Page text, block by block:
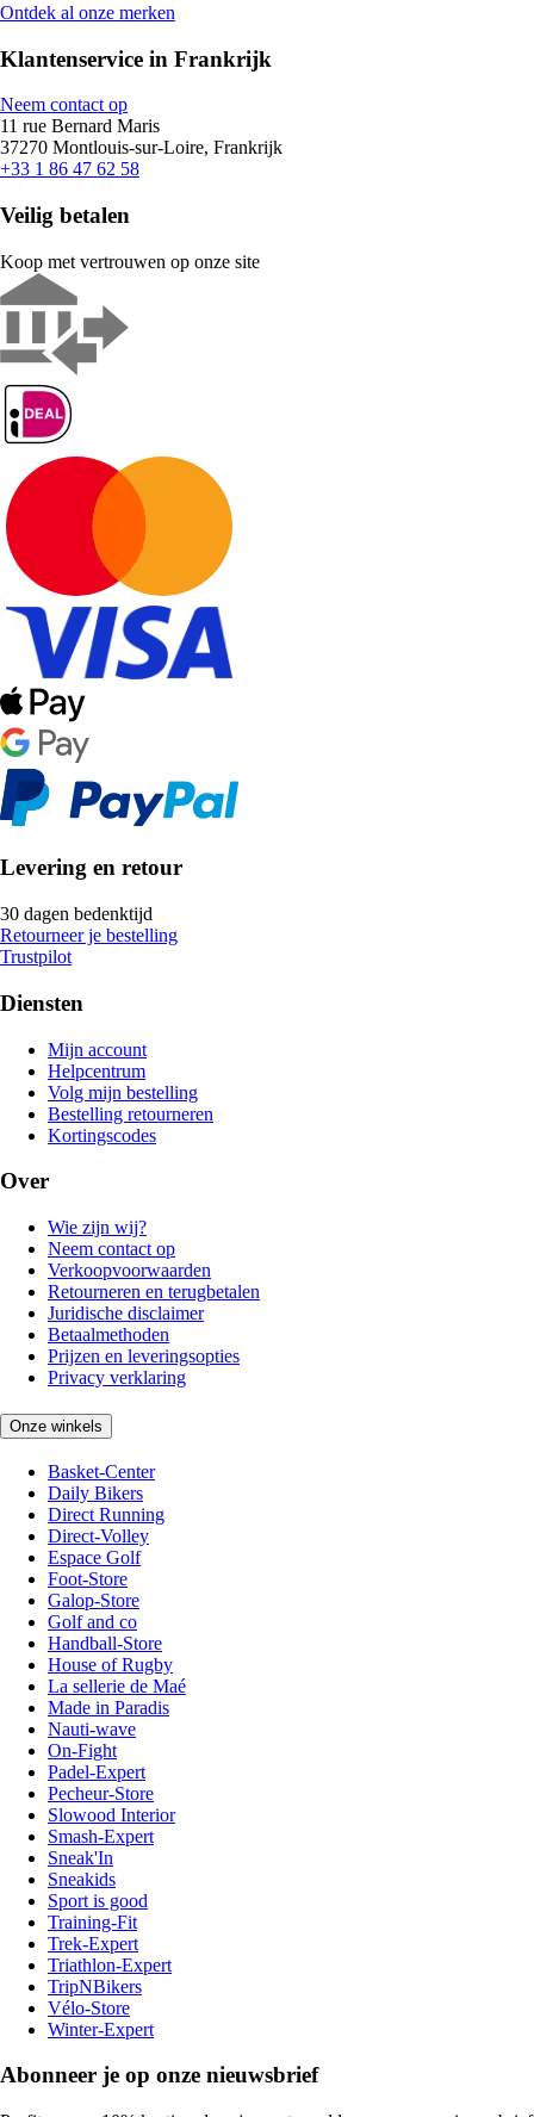
Ontdek al onze merken
Klantenservice in Frankrijk
Neem contact op
11 rue Bernard Maris
37270 Montlouis-sur-Loire, Frankrijk
+33 1 86 47 62 58
Veilig betalen
Koop met vertrouwen op onze site
Levering en retour
30 dagen bedenktijd
Retourneer je bestelling
Trustpilot
Diensten
Mijn account
Helpcentrum
Volg mijn bestelling
Bestelling retourneren
Kortingscodes
Over
Wie zijn wij?
Neem contact op
Verkoopvoorwaarden
Retourneren en terugbetalen
Juridische disclaimer
Betaalmethoden
Prijzen en leveringsopties
Privacy verklaring
Onze winkels
Basket-Center
Daily Bikers
Direct Running
Direct-Volley
Espace Golf
Foot-Store
Galop-Store
Golf and co
Handball-Store
House of Rugby
La sellerie de Maé
Made in Paradis
Nauti-wave
On-Fight
Padel-Expert
Pecheur-Store
Slowood Interior
Smash-Expert
Sneak'In
Sneakids
Sport is good
Training-Fit
Trek-Expert
Triathlon-Expert
TripNBikers
Vélo-Store
Winter-Expert
Abonneer je op onze nieuwsbrief